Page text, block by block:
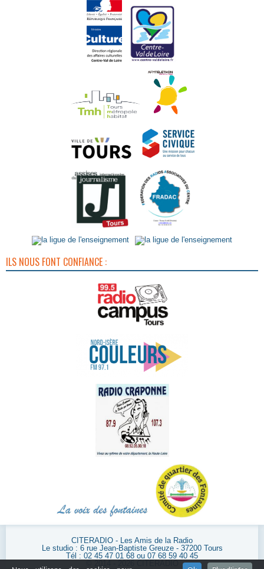
ILS NOUS FONT CONFIANCE :
CITERADIO - Les Amis de la Radio
Le studio : 6 rue Jean-Baptiste Greuze - 37200 Tours
Tél : 02 45 47 01 68 ou 07 68 59 40 45